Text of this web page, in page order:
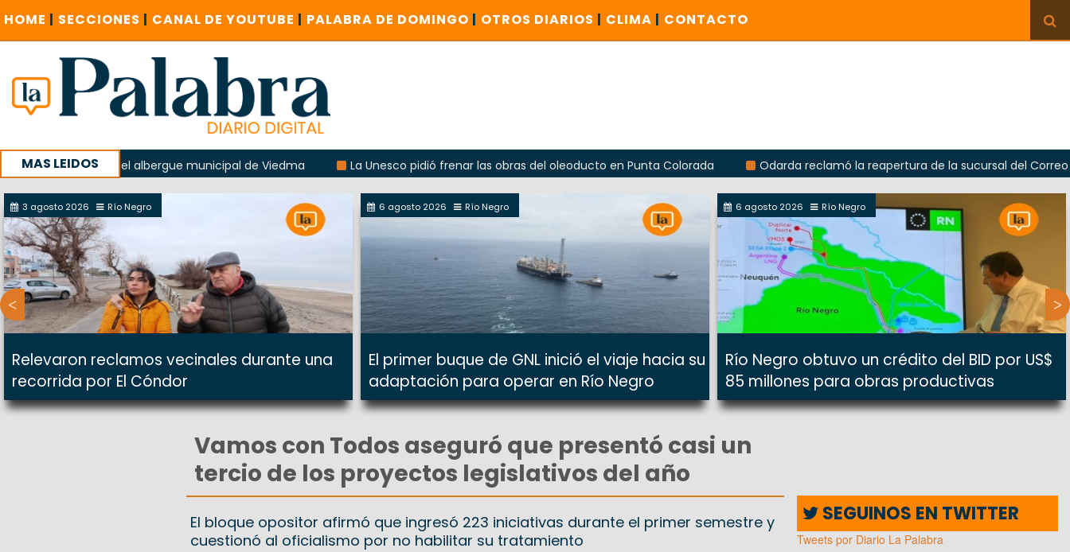
HOME | SECCIONES | CANAL DE YOUTUBE | PALABRA DE DOMINGO | OTROS DIARIOS | CLIMA | CONTACTO
MAS LEIDOS
explosión del albergue municipal de Viedma La Unesco pidió frenar las obras del oleoducto en Punta Colorada
Odarda reclamó la reapertura de la sucursal del Correo
con un encuentro provincial en Roca
3 agosto 2026 Río Negro
Relevaron reclamos vecinales durante una
recorrida por El Cóndor
6 agosto 2026 Río Negro
El primer buque de GNL inició el viaje hacia su
adaptación para operar en Río Negro
6 agosto 2026 Río Negro
Río Negro obtuvo un crédito del BID por US$
85 millones para obras productivas
Vamos con Todos aseguró que presentó casi un
tercio de los proyectos legislativos del año
El bloque opositor afirmó que ingresó 223 iniciativas durante el primer semestre y
cuestionó al oficialismo por no habilitar su tratamiento
SEGUINOS EN TWITTER
Tweets por Diario La Palabra